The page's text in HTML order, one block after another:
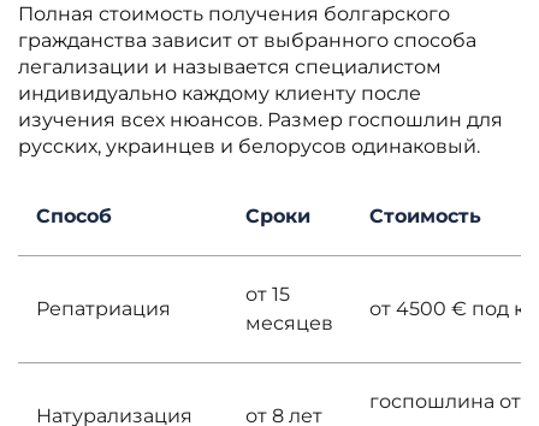
Полная стоимость получения болгарского
гражданства зависит от выбранного способа
легализации и называется специалистом
индивидуально каждому клиенту после
изучения всех нюансов. Размер госпошлин для
русских, украинцев и белорусов одинаковый.
Способ Сроки Стоимость
Репатриация
от 15
месяцев
от 4500 € под
Натурализация от 8 лет
госпошлина от